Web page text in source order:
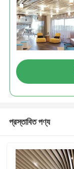
প্রস্তাবিত পণ্য